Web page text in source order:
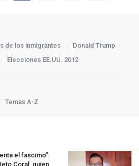
de los inmigrantes
Donald Trump
Elecciones EE.UU. 2012
Temas A-Z
el fascimo”:
Coral, quien